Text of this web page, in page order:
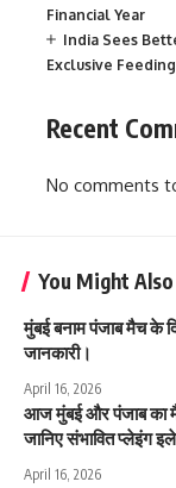
Financial Year
India Sees
Exclusive
Recent
No comments
You Might
मुंबई बनाम पंजाब मैच के
जानकारी।
April 16, 2026
आज मुंबई और पंजाब का
जानिए संभावित प्लेइंग
April 16, 2026